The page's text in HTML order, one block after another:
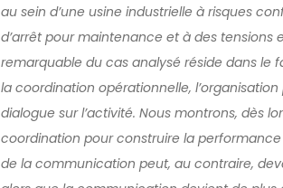
au sein d’une usine industrielle à risques
d’arrêt pour maintenance et à des
remarquable du cas analysé réside dans le
la coordination opérationnelle,
dialogue sur l’activité. Nous montrons, dès
coordination pour construire la
de la communication peut, au contraire,